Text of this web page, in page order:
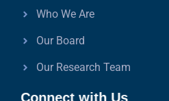
Who We Are
Our Board
Our Research Team
Connect with Us